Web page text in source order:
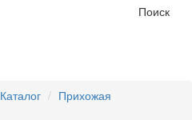
Поиск
Каталог
Прихожая